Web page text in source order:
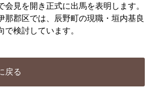
会見を開き正式に出馬を表明します。
那郡区では、辰野町の現職・垣内基良
で検討しています。
戻る